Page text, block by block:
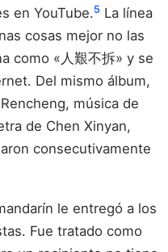
en YouTube.5 La línea
cosas mejor no las
como «人艱不拆» y se
Del mismo álbum,
música de
de Chen Xinyan,
consecutivamente
le entregó a los
Fue tratado como